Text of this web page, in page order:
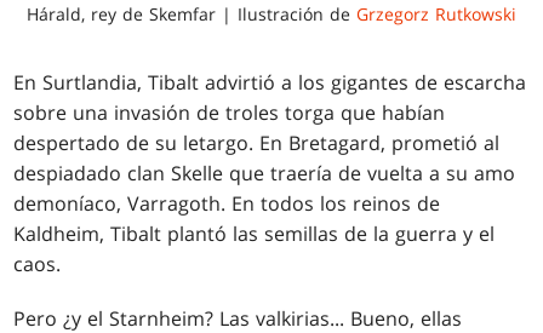
Hárald, rey de Skemfar | Ilustración de Grzegorz Rutkowski
En Surtlandia, Tibalt advirtió a los gigantes de escarcha
sobre una invasión de troles torga que habían
despertado de su letargo. En Bretagard, prometió al
despiadado clan Skelle que traería de vuelta a su amo
demoníaco, Varragoth. En todos los reinos de
Kaldheim, Tibalt plantó las semillas de la guerra y el
caos.
Pero ¿y el Starnheim? Las valkirias... Bueno, ellas